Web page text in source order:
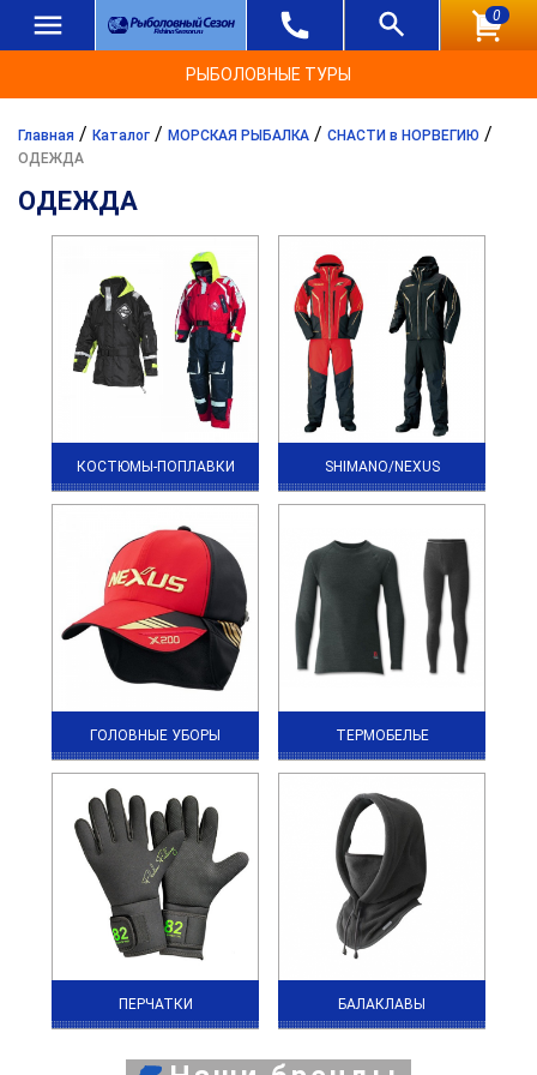
0
РЫБОЛОВНЫЕ ТУРЫ
Главная / Каталог / МОРСКАЯ РЫБАЛКА / СНАСТИ в НОРВЕГИЮ /
ОДЕЖДА
ОДЕЖДА
КОСТЮМЫ-ПОПЛАВКИ SHIMANO/NEXUS
ГОЛОВНЫЕ УБОРЫ ТЕРМОБЕЛЬЕ
ПЕРЧАТКИ БАЛАКЛАВЫ